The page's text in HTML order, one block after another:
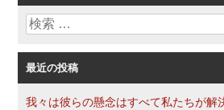
リ
ー
検
最近の投稿
我々は彼らの懸念はすべて私たちが解